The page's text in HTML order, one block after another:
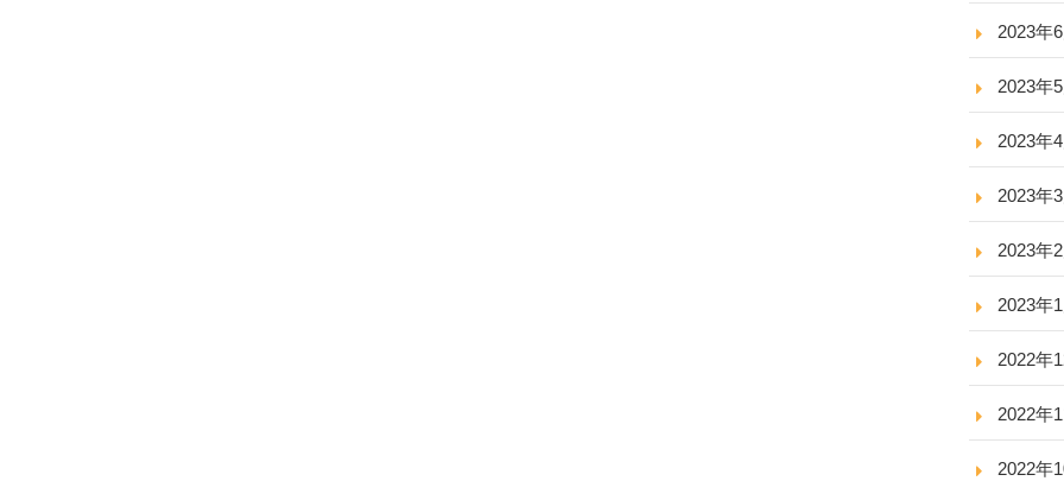
2023年6
2023年5
2023年4
2023年3
2023年2
2023年1
2022年
2022年
2022年